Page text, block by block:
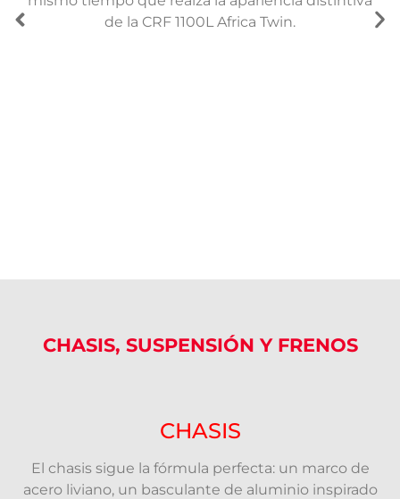
de la CRF 1100L Africa Twin.
CHASIS, SUSPENSIÓN Y FRENOS
CHASIS
El chasis sigue la fórmula perfecta: un marco de
acero liviano, un basculante de aluminio inspirado